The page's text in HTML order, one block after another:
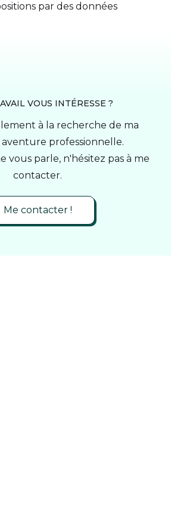
par des données
VOUS INTÉRESSE ?
à la recherche de ma
professionnelle.
vous parle, n'hésitez pas à me
contacter.
Me contacter !